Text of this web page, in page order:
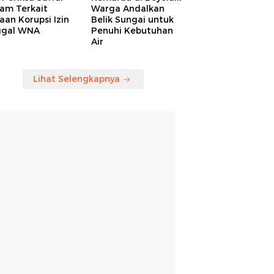
Terkait
Korupsi Izin
WNA
Warga Andalkan
Belik Sungai untuk
Penuhi Kebutuhan
Air
Lihat Selengkapnya